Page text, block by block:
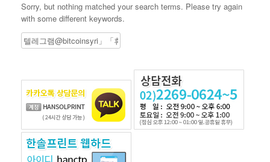
Sorry, but nothing matched your search terms. Please try again
with some different keywords.
Search